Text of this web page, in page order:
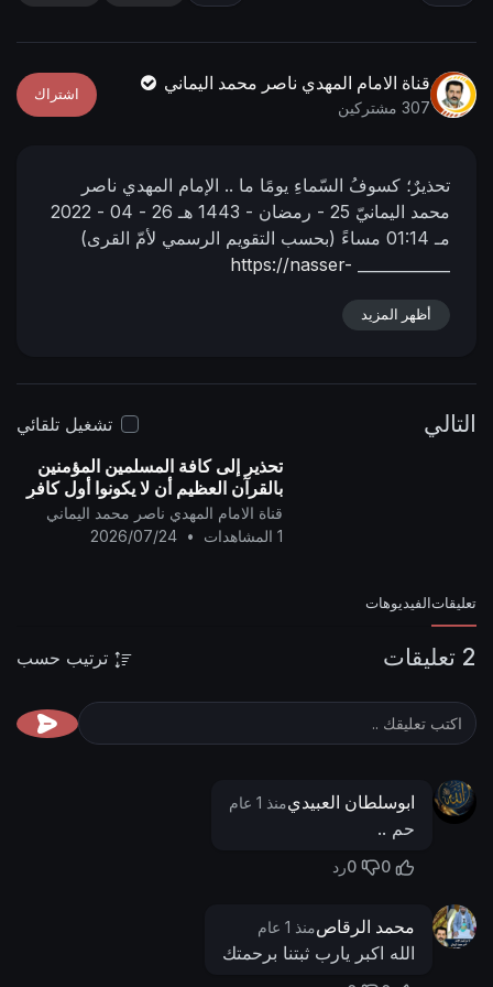
g
f
u
l
قناة الامام المهدي ناصر محمد اليماني
307 مشتركين
اشتراك
تحذيرٌ؛ كسوفُ السّماءِ يومًا ما .. الإمام المهدي ناصر
محمد اليمانيّ 25 - رمضان - 1443 ه‍ـ
26 - 04 - 2022
مـ 01:14 مساءً
(بحسب التقويم الرسمي لأمّ القرى)
https://nasser-
أظهر المزيد
التالي
تشغيل تلقائي
تحذير إلى كافة المسلمين المؤمنين
بالقرآن العظيم أن لا يكونوا أول كافرٍ
به ..
قناة الامام المهدي ناصر محمد اليماني
1 المشاهدات
•
2026/07/24
تعليقات الفيديوهات
2 تعليقات ترتيب حسب
ابوسلطان العبيديمنذ 1 عام
حم ..
0
0رد
محمد الرقاصمنذ 1 عام
الله اكبر يارب ثبتنا برحمتك